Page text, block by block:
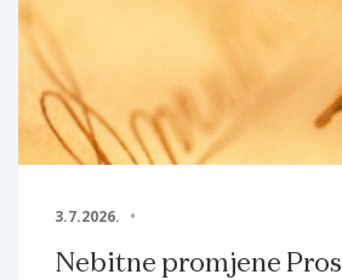
3.7.2026.
Nebitne promjene